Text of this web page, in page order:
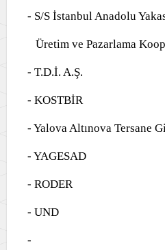
- S/S İstanbul Anadolu
Üretim ve Pazarlama
- T.D.İ. A.Ş.
- KOSTBİR
- Yalova Altınova Tersane
- YAGESAD
- RODER
- UND
-